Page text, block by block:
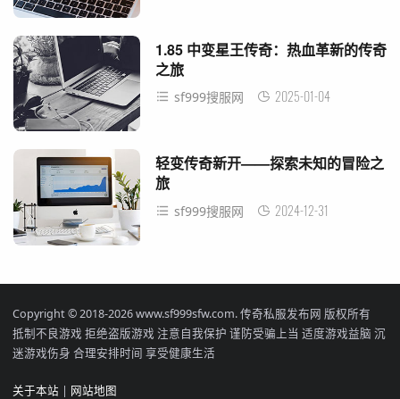
1.85 中变星王传奇：热血革新的传奇
之旅
sf999搜服网 2025-01-04
轻变传奇新开——探索未知的冒险之
旅
sf999搜服网 2024-12-31
Copyright © 2018-2026 www.sf999sfw.com. 传奇私服发布网 版权所有
抵制不良游戏 拒绝盗版游戏 注意自我保护 谨防受骗上当 适度游戏益脑 沉
迷游戏伤身 合理安排时间 享受健康生活
关于本站 | 网站地图